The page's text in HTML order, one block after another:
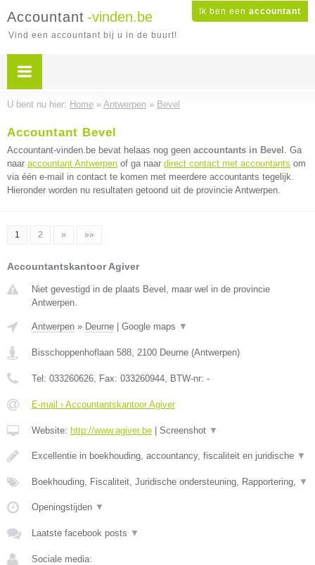
Ik ben een accountant
Accountant -vinden.be
Vind een accountant bij u in de buurt!
U bent nu hier: Home » Antwerpen » Bevel
Accountant Bevel
Accountant-vinden.be bevat helaas nog geen accountants in Bevel . Ga
naar accountant Antwerpen of ga naar direct contact met accountants om
via één e-mail in contact te komen met meerdere accountants tegelijk.
Hieronder worden nu resultaten getoond uit de provincie Antwerpen.
1 2 » »»
Accountantskantoor Agiver
Niet gevestigd in de plaats Bevel, maar wel in de provincie
Antwerpen.
Antwerpen » Deurne Google maps ▼
Bisschoppenhoflaan 588, 2100 Deurne (Antwerpen)
Tel: 033260626, Fax: 033260944, BTW-nr: -
E-mail › Accountantskantoor Agiver
Website: http://www.agiver.be Screenshot ▼
Excellentie in boekhouding, accountancy, fiscaliteit en juridische ▼
Boekhouding, Fiscaliteit, Juridische ondersteuning, Rapportering, ▼
Openingstijden ▼
Laatste facebook posts ▼
Sociale media: